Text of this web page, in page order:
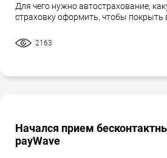
Для чего нужно автострахование,
страховку оформить, чтобы покрыть
2163
Начался прием
payWave